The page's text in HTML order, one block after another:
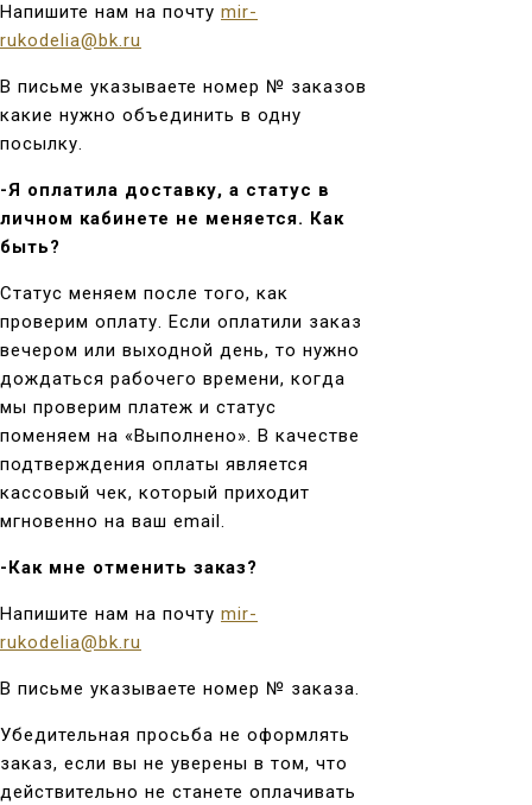
Напишите нам на почту mir-
rukodelia@bk.ru
В письме указываете номер № заказов
какие нужно объединить в одну
посылку.
-Я оплатила доставку, а статус в
личном кабинете не меняется. Как
быть?
Статус меняем после того, как
проверим оплату. Если оплатили заказ
вечером или выходной день, то нужно
дождаться рабочего времени, когда
мы проверим платеж и статус
поменяем на «Выполнено». В качестве
подтверждения оплаты является
кассовый чек, который приходит
мгновенно на ваш email.
-Как мне отменить заказ?
Напишите нам на почту mir-
rukodelia@bk.ru
В письме указываете номер № заказа.
Убедительная просьба не оформлять
заказ, если вы не уверены в том, что
действительно не станете оплачивать